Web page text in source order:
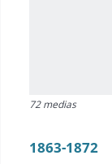
72 medias
1863-1872